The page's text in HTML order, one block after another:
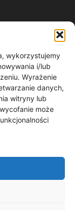
wykorzystujemy
i/lub
Wyrażenie
danych,
witryny lub
może
produkcja video /